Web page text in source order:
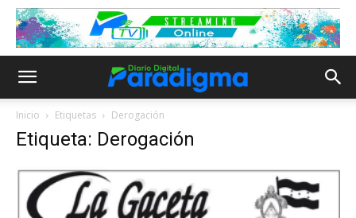
Inicio Etiquetas Derogación
Etiqueta: Derogación